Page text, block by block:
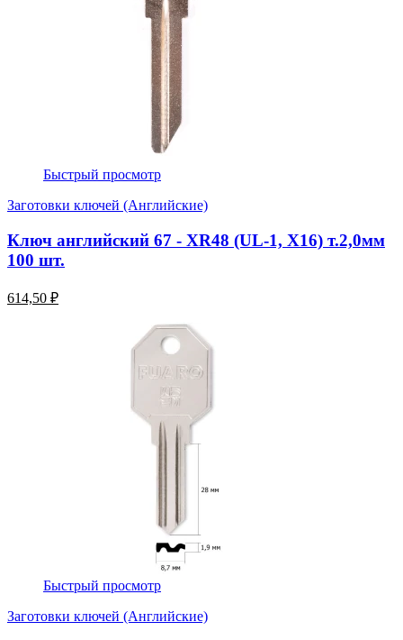
Быстрый просмотр
Заготовки ключей (Английские)
Ключ английский 67 - XR48 (UL-1, Х16) т.2,0мм
100 шт.
614,50 ₽
Быстрый просмотр
Заготовки ключей (Английские)